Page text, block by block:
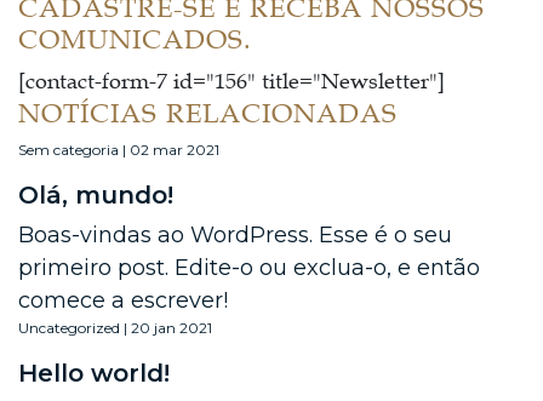
CADASTRE-SE E RECEBA NOSSOS
COMUNICADOS.
[contact-form-7 id="156" title="Newsletter"]
NOTÍCIAS RELACIONADAS
Sem categoria | 02 mar 2021
Olá, mundo!
Boas-vindas ao WordPress. Esse é o seu
primeiro post. Edite-o ou exclua-o, e então
comece a escrever!
Uncategorized | 20 jan 2021
Hello world!